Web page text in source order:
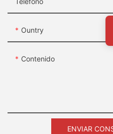
Ountry
Contenido
ENVIAR